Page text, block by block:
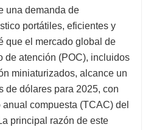
una demanda de
portátiles, eficientes y
que el mercado global de
de atención (POC), incluidos
miniaturizados, alcance un
de dólares para 2025, con
compuesta (TCAC) del
principal razón de este